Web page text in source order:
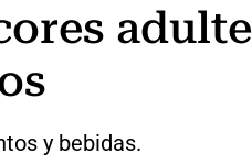
y bebidas.